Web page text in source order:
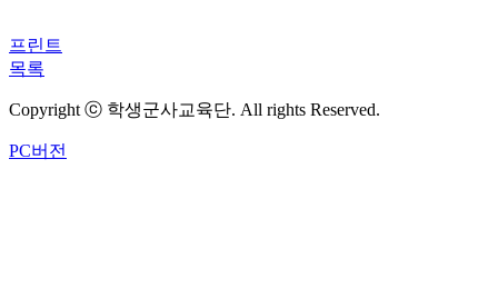
프린트
목록
Copyright ⓒ 학생군사교육단. All rights Reserved.
PC버전